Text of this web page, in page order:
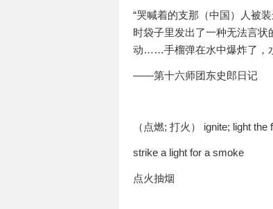
“哭喊着的支那（中国）人被
时袋子里发出了一种无法言
动……手榴弹在水中爆炸了，
——第十六师团东史郎日记
（点燃; 打火） ignite; light
strike a light for a smoke
点火抽烟